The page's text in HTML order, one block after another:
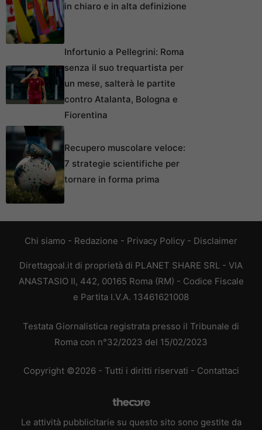
in chiaro e in alta definizione
Infortunio a Pellegrini: Roma
senza il suo trequartista per
un mese, salterà le partite
contro Atalanta, Bologna e
Fiorentina
Recupero muscolare veloce:
7 strategie scientifiche per
tornare in forma prima
Chi siamo - Redazione - Privacy Policy - Disclaimer
Direttagoal.it di proprietà di PLANET SHARE SRL - VIA
ANASTASIO II, 442, 00165 Roma (RM) - Codice Fiscale
e Partita I.V.A. 13461621008
Testata Giornalistica registrata presso il Tribunale di
Roma con n°32/2023 del 15/02/2023
Copyright ©2026 - Tutti i diritti riservati - Contattaci
Le attività pubblicitarie su questo sito sono gestite da